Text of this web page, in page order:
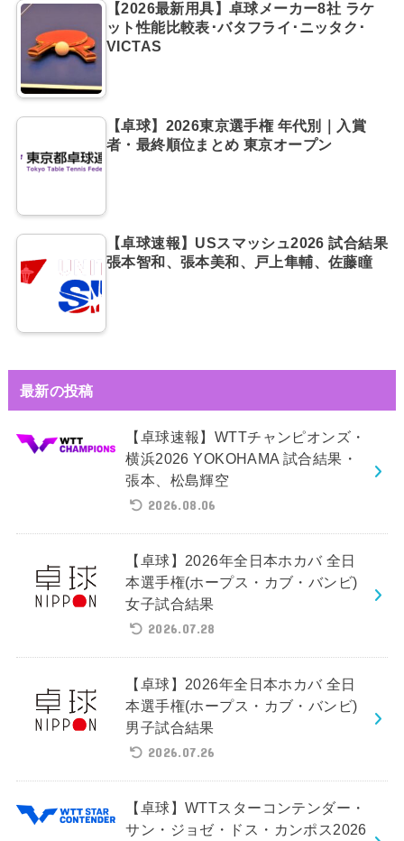
【2026最新用具】卓球メーカー8社 ラケ
ット性能比較表･バタフライ･ニッタク･
VICTAS
【卓球】2026東京選手権 年代別｜入賞
者・最終順位まとめ 東京オープン
【卓球速報】USスマッシュ2026 試合結果
張本智和、張本美和、戸上隼輔、佐藤瞳
最新の投稿
【卓球速報】WTTチャンピオンズ・
横浜2026 YOKOHAMA 試合結果・
張本、松島輝空
2026.08.06
【卓球】2026年全日本ホカバ 全日
本選手権(ホープス・カブ・バンビ)
女子試合結果
2026.07.28
【卓球】2026年全日本ホカバ 全日
本選手権(ホープス・カブ・バンビ)
男子試合結果
2026.07.26
【卓球】WTTスターコンテンダー・
サン・ジョゼ・ドス・カンポス2026